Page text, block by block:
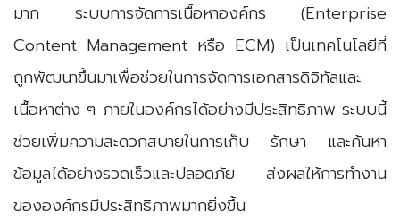
มาก ระบบการจัดการเนื้อหาองค์กร (Enterprise
Content Management หรือ ECM) เป็นเทคโนโลยีที่
ถูกพัฒนาขึ้นมาเพื่อช่วยในการจัดการเอกสารดิจิทัลและ
เนื้อหาต่าง ๆ ภายในองค์กรได้อย่างมีประสิทธิภาพ ระบบนี้
ช่วยเพิ่มความสะดวกสบายในการเก็บ รักษา และค้นหา
ข้อมูลได้อย่างรวดเร็วและปลอดภัย ส่งผลให้การทำงาน
ขององค์กรมีประสิทธิภาพมากยิ่งขึ้น